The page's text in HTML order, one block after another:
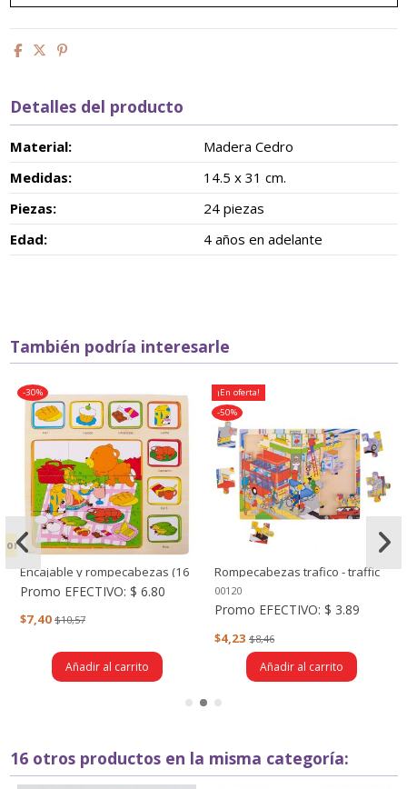
Detalles del producto
Material:
Madera Cedro
Medidas:
14.5 x 31 cm.
Piezas:
24 piezas
Edad:
4 años en adelante
También podría interesarle
-30%
Encajable y rompecabezas (16
piezas)
Promo EFECTIVO: $ 6.80
$7,40 $10,57
Añadir al carrito
¡En oferta!
-50%
Rompecabezas trafico - traffic
(24 piezas)
00120
Promo EFECTIVO: $ 3.89
$4,23 $8,46
Añadir al carrito
16 otros productos en la misma categoría: